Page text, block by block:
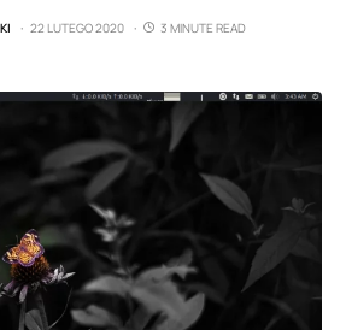
22 LUTEGO 2020 3 MINUTE READ